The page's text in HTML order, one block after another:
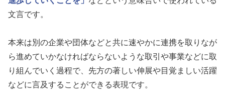
文言です。
本来は別の企業や団体などと共に速やかに連携を取りなが
ら進めていかなければならないような取引や事業などに取
り組んでいく過程で、先方の著しい伸展や目覚ましい活躍
などに言及することができる表現です。